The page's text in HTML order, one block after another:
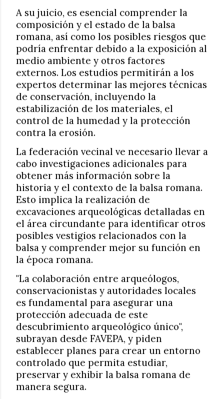
A su juicio, es esencial comprender la
composición y el estado de la balsa
romana, así como los posibles riesgos que
podría enfrentar debido a la exposición al
medio ambiente y otros factores
externos. Los estudios permitirán a los
expertos determinar las mejores técnicas
de conservación, incluyendo la
estabilización de los materiales, el
control de la humedad y la protección
contra la erosión.
La federación vecinal ve necesario llevar a
cabo investigaciones adicionales para
obtener más información sobre la
historia y el contexto de la balsa romana.
Esto implica la realización de
excavaciones arqueológicas detalladas en
el área circundante para identificar otros
posibles vestigios relacionados con la
balsa y comprender mejor su función en
la época romana.
"La colaboración entre arqueólogos,
conservacionistas y autoridades locales
es fundamental para asegurar una
protección adecuada de este
descubrimiento arqueológico único",
subrayan desde FAVEPA, y piden
establecer planes para crear un entorno
controlado que permita estudiar,
preservar y exhibir la balsa romana de
manera segura.